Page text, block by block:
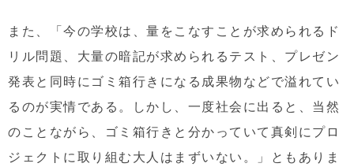
また、「今の学校は、量をこなすことが求められるド
リル問題、大量の暗記が求められるテスト、プレゼン
発表と同時にゴミ箱行きになる成果物などで溢れてい
るのが実情である。しかし、一度社会に出ると、当然
のことながら、ゴミ箱行きと分かっていて真剣にプロ
ジェクトに取り組む大人はまずいない。」ともありま